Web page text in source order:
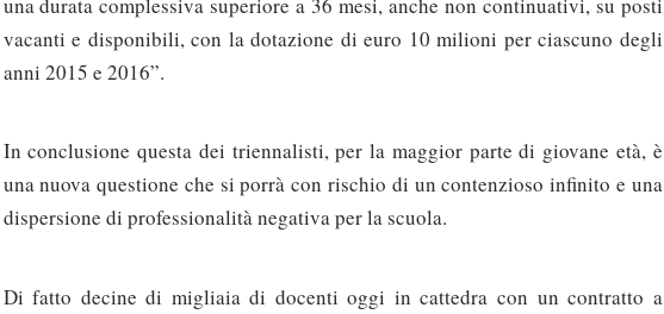
una durata complessiva superiore a 36 mesi, anche non continuativi, su posti
vacanti e disponibili, con la dotazione di euro 10 milioni per ciascuno degli
anni 2015 e 2016”.
In conclusione questa dei triennalisti, per la maggior parte di giovane età, è
una nuova questione che si porrà con rischio di un contenzioso infinito e una
dispersione di professionalità negativa per la scuola.
Di fatto decine di migliaia di docenti oggi in cattedra con un contratto a